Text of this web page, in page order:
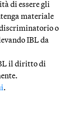
di essere gli
materiale
o
IBL da
il diritto di
.